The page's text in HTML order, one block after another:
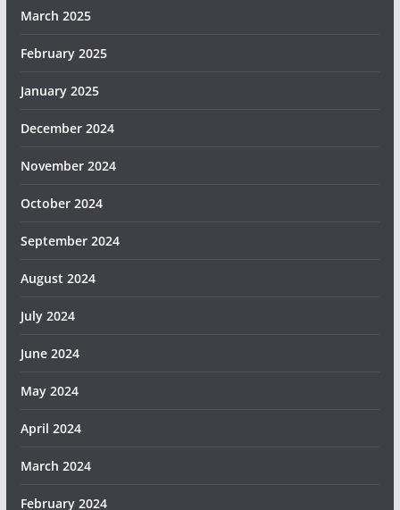
March 2025
February 2025
January 2025
December 2024
November 2024
October 2024
September 2024
August 2024
July 2024
June 2024
May 2024
April 2024
March 2024
February 2024